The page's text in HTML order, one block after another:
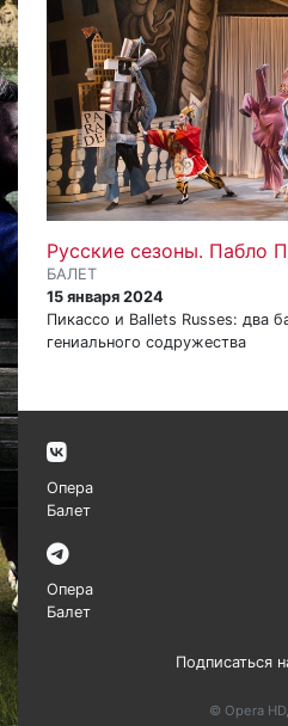
Русские сезоны. Пабло
БАЛЕТ
15 января 2024
Пикассо и Ballets Russes: два
гениального содружества
Опера
Балет
Опера
Балет
Подписаться
© Opera